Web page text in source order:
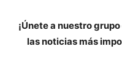
¡Únete a nuestro
las noticias más